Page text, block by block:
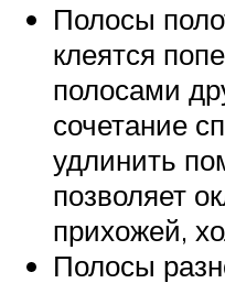
Полосы
клеятся
полосами
сочетание
удлинить
позволяет
прихожей,
Полосы